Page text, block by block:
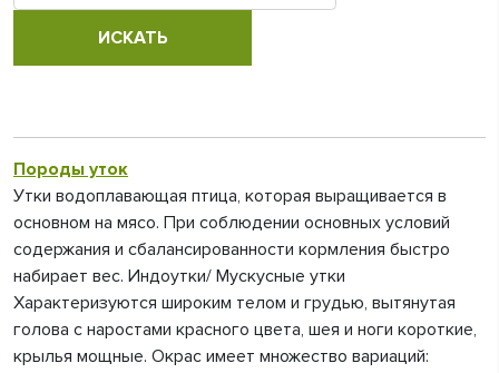
Породы уток
Утки водоплавающая птица, которая выращивается в
основном на мясо. При соблюдении основных условий
содержания и сбалансированности кормления быстро
набирает вес. Индоутки/ Мускусные утки
Характеризуются широким телом и грудью, вытянутая
голова с наростами красного цвета, шея и ноги короткие,
крылья мощные. Окрас имеет множество вариаций: